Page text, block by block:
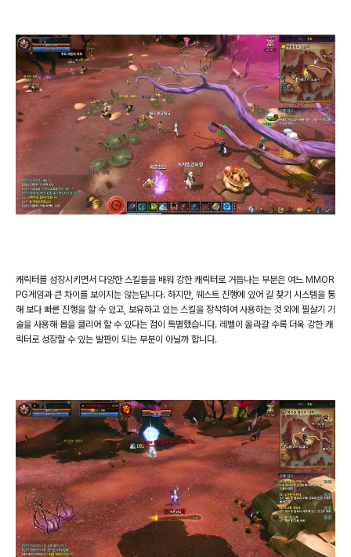
캐릭터를 성장시키면서 다양한 스킬들을 배워 강한 캐릭터로 거듭나는 부분은 여느 MMOR
PG게임과 큰 차이를 보이지는 않는답니다. 하지만, 퀘스트 진행에 있어 길 찾기 시스템을 통
해 보다 빠른 진행을 할 수 있고 보유하고 있는 스킬을 장착하여 사용하는 것 외에 필살기 기
술을 사용해 몹을 클리어 할 수 있다는 점이 특별했습니다. 레벨이 올라갈 수록 더욱 강한 캐
릭터로 성장할 수 있는 발판이 되는 부분이 아닐까 합니다.